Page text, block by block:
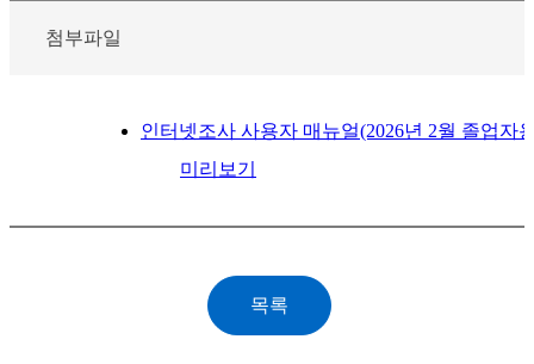
첨부파일
인터넷조사 사용자 매뉴얼(2026년 2월 졸업자
미리보기